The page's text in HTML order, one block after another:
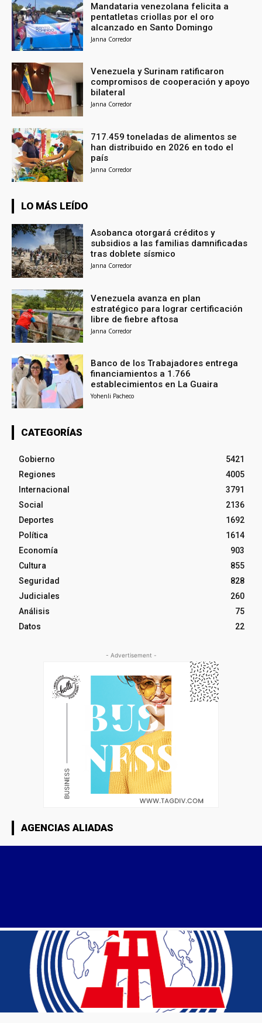
Mandataria venezolana felicita a
pentatletas criollas por el oro
alcanzado en Santo Domingo
Janna Corredor
Venezuela y Surinam ratificaron
compromisos de cooperación y apoyo
bilateral
Janna Corredor
717.459 toneladas de alimentos se
han distribuido en 2026 en todo el
país
Janna Corredor
LO MÁS LEÍDO
Asobanca otorgará créditos y
subsidios a las familias damnificadas
tras doblete sísmico
Janna Corredor
Venezuela avanza en plan
estratégico para lograr certificación
libre de fiebre aftosa
Janna Corredor
Banco de los Trabajadores entrega
financiamientos a 1.766
establecimientos en La Guaira
Yohenli Pacheco
CATEGORÍAS
Gobierno
5421
Regiones
4005
Internacional
3791
Social
2136
Deportes
1692
Política
1614
Economía
903
Cultura
855
Seguridad
828
Judiciales
260
Análisis
75
Datos
22
- Advertisement -
AGENCIAS ALIADAS